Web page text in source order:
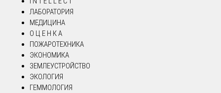
ЛАБОРАТОРИЯ
МЕДИЦИНА
О Ц Е Н К А
ПОЖАРОТЕХНИКА
ЭКОНОМИКА
ЗЕМЛЕУСТРОЙСТВО
ЭКОЛОГИЯ
ГЕММОЛОГИЯ